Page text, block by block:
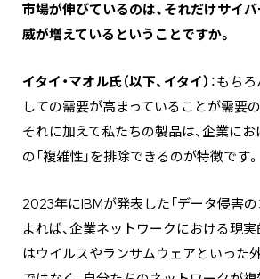
――市場が伸びているのは、それだけサイ
威が増えているということですか。
イタイ・マオル氏（以下、イタイ） ：もち
しての需要が高まっていることが需要
それに加えて私たちの製品は、企業に
の「複雑性」を排除できるのが特徴です。
2023年にIBMが発表した「データ侵害
よれば、企業ネットワークにおける現実
はウイルスやランサムウェアといった